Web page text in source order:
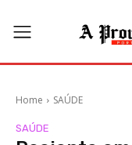
Home SAÚDE
SAÚDE